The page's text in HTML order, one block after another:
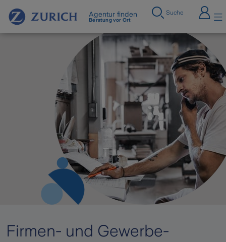
Agentur finden
Beratung vor Ort
Suche
Firmen- und Gewerbe-